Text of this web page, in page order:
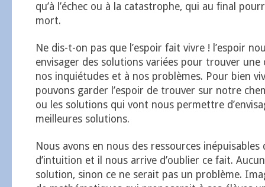
qu’à l’échec ou à la catastrophe, qui au final
mort.
Ne dis-t-on pas que l’espoir fait vivre ! l’espoir
envisager des solutions variées pour trouver une
nos inquiétudes et à nos problèmes. Pour bien
pouvons garder l’espoir de trouver sur notre
ou les solutions qui vont nous permettre
meilleures solutions.
Nous avons en nous des ressources inépuisables
d’intuition et il nous arrive d’oublier ce fait.
solution, sinon ce ne serait pas un problème.